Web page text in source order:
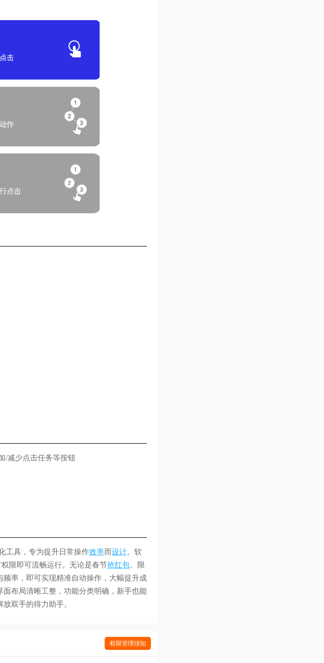
/减少点击任务等按钮
工具，专为提升日常操作效率而设计。软
限即可流畅运行。无论是春节抢红包 、限
频率，即可实现精准自动操作，大幅提升成
布局清晰工整，功能分类明确，新手也能
双手的得力助手。
权限管理须知